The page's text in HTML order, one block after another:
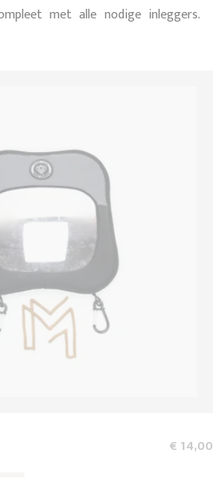
met alle nodige inleggers.
€ 14,00